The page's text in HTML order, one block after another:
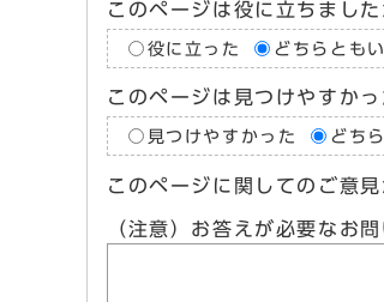
このページは役に立ちました
役に立った どちらとも
このページは見つけやすかっ
見つけやすかった どち
このページに関してのご意
（注意）お答えが必要なお